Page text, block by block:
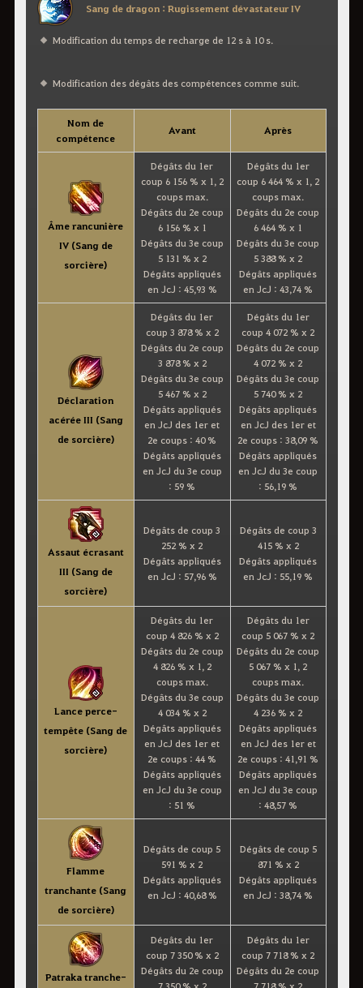
Sang de dragon : Rugissement dévastateur IV
Modification du temps de recharge de 12 s à 10 s.
Modification des dégâts des compétences comme suit.
Nom de
compétence
Avant Après
Âme rancunière
IV (Sang de
sorcière)
Dégâts du 1er
coup 6 156 % x 1, 2
coups max.
Dégâts du 2e coup
6 156 % x 1
Dégâts du 3e coup
5 131 % x 2
Dégâts appliqués
en JcJ : 45,93 %
Dégâts du 1er
coup 6 464 % x 1, 2
coups max.
Dégâts du 2e coup
6 464 % x 1
Dégâts du 3e coup
5 388 % x 2
Dégâts appliqués
en JcJ : 43,74 %
Déclaration
acérée III (Sang
de sorcière)
Dégâts du 1er
coup 3 878 % x 2
Dégâts du 2e coup
3 878 % x 2
Dégâts du 3e coup
5 467 % x 2
Dégâts appliqués
en JcJ des 1er et
2e coups : 40 %
Dégâts appliqués
en JcJ du 3e coup
: 59 %
Dégâts du 1er
coup 4 072 % x 2
Dégâts du 2e coup
4 072 % x 2
Dégâts du 3e coup
5 740 % x 2
Dégâts appliqués
en JcJ des 1er et
2e coups : 38,09 %
Dégâts appliqués
en JcJ du 3e coup
: 56,19 %
Assaut écrasant
III (Sang de
sorcière)
Dégâts de coup 3
252 % x 2
Dégâts appliqués
en JcJ : 57,96 %
Dégâts de coup 3
415 % x 2
Dégâts appliqués
en JcJ : 55,19 %
Lance perce-
tempête (Sang de
sorcière)
Dégâts du 1er
coup 4 826 % x 2
Dégâts du 2e coup
4 826 % x 1, 2
coups max.
Dégâts du 3e coup
4 034 % x 2
Dégâts appliqués
en JcJ des 1er et
2e coups : 44 %
Dégâts appliqués
en JcJ du 3e coup
: 51 %
Dégâts du 1er
coup 5 067 % x 2
Dégâts du 2e coup
5 067 % x 1, 2
coups max.
Dégâts du 3e coup
4 236 % x 2
Dégâts appliqués
en JcJ des 1er et
2e coups : 41,91 %
Dégâts appliqués
en JcJ du 3e coup
: 48,57 %
Flamme
tranchante (Sang
de sorcière)
Dégâts de coup 5
591 % x 2
Dégâts appliqués
en JcJ : 40,68 %
Dégâts de coup 5
871 % x 2
Dégâts appliqués
en JcJ : 38,74 %
Patraka tranche-
Dégâts du 1er
coup 7 350 % x 2
Dégâts du 2e coup
Dégâts du 1er
coup 7 718 % x 2
Dégâts du 2e coup